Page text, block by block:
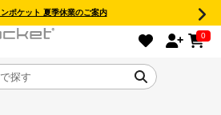
ポケット 夏季休業のご案内
0